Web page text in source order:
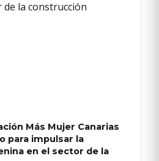
Más Mujer Canarias
para impulsar la
en el sector de la